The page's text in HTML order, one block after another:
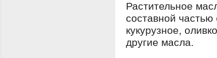
Растительное
составной
кукурузное,
другие масла.